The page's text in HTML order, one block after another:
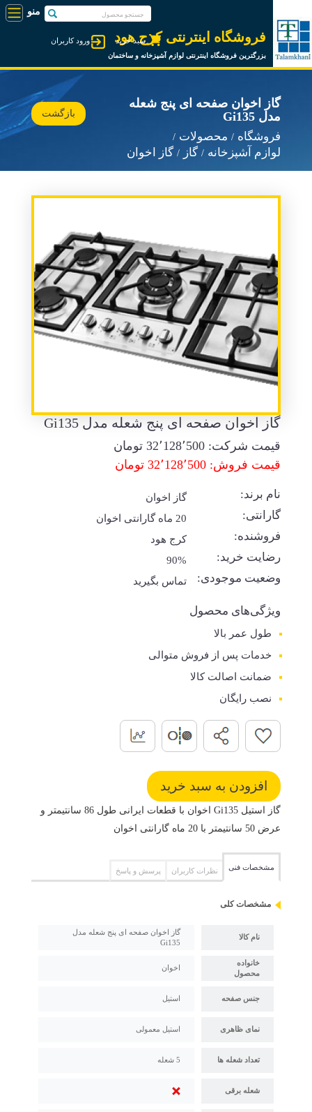
فروشگاه اینترنتی کرج هود
بزرگترین فروشگاه اینترنتی لوازم آشپزخانه و ساختمان
ورود کاربران سبد خرید
گاز اخوان صفحه ای پنج شعله
مدل Gi135
فروشگاه
محصولات
لوازم آشپزخانه
گاز گاز اخوان
بازگشت
گاز اخوان صفحه ای پنج شعله مدل Gi135
قیمت شرکت: 32٬128٬500تومان
قیمت فروش: 32٬128٬500 تومان
نام برند: گاز اخوان
گارانتی: 20 ماه گارانتی اخوان
فروشنده: کرج هود
رضایت خرید: 90%
وضعیت موجودی: تماس بگیرید
ویژگی‌های محصول
طول عمر بالا
خدمات پس از فروش متوالی
ضمانت اصالت کالا
نصب رایگان
گاز استیل Gi135 اخوان با قطعات ایرانی طول 86 سانتیمتر و
عرض 50 سانتیمتر با 20 ماه گارانتی اخوان
مشخصات فنی نظرات کاربران پرسش و پاسخ
مشخصات کلی
نام کالا
گاز اخوان صفحه ای پنج شعله مدل
Gi135
خانواده
محصول
اخوان
جنس صفحه استیل
نمای ظاهری استیل معمولی
تعداد شعله ها 5 شعله
شعله برقی